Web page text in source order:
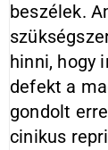
beszélek.
hinni, hogy
defekt a
gondolt
cinikus